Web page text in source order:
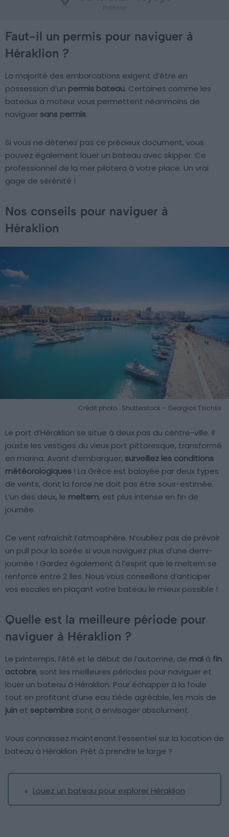
Faut-il un permis pour naviguer à
Héraklion ?
La majorité des embarcations exigent d’être en
possession d’un permis bateau. Certaines comme les
bateaux à moteur vous permettent néanmoins de
naviguer sans permis.
Si vous ne détenez pas ce précieux document, vous
pouvez également louer un bateau avec skipper. Ce
professionnel de la mer pilotera à votre place. Un vrai
gage de sérénité !
Nos conseils pour naviguer à
Héraklion
Crédit photo : Shutterstock – Georgios Tsichlis
Le port d’Héraklion se situe à deux pas du centre-ville. Il
jouxte les vestiges du vieux port pittoresque, transformé
en marina. Avant d’embarquer, surveillez les conditions
météorologiques ! La Grèce est balayée par deux types
de vents, dont la force ne doit pas être sous-estimée.
L’un des deux, le meltem, est plus intense en fin de
journée.
Ce vent rafraîchit l’atmosphère. N’oubliez pas de prévoir
un pull pour la soirée si vous naviguez plus d’une demi-
journée ! Gardez également à l’esprit que le meltem se
renforce entre 2 îles. Nous vous conseillons d’anticiper
vos escales en plaçant votre bateau le mieux possible !
Quelle est la meilleure période pour
naviguer à Héraklion ?
Le printemps, l’été et le début de l’automne, de mai à fin
octobre, sont les meilleures périodes pour naviguer et
louer un bateau à Héraklion. Pour échapper à la foule
tout en profitant d’une eau tiède agréable, les mois de
juin et septembre sont à envisager absolument.
Vous connaissez maintenant l’essentiel sur la location de
bateau à Héraklion. Prêt à prendre le large ?
Louez un bateau pour explorer Héraklion